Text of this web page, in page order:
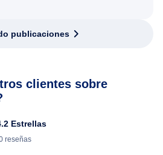
publicaciones
clientes sobre
Estrellas
reseñas